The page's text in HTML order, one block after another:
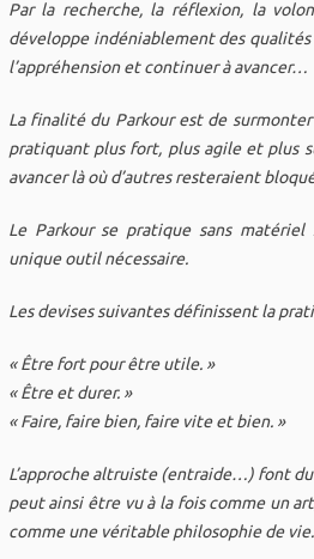
Par la recherche, la réflexion, la
développe indéniablement des
l’appréhension et continuer à avancer…
La finalité du Parkour est de
pratiquant plus fort, plus agile et plus
avancer là où d’autres resteraient
Le Parkour se pratique sans
unique outil nécessaire.
Les devises suivantes définissent la
« Être fort pour être utile. »
« Être et durer. »
« Faire, faire bien, faire vite et bien. »
L’approche altruiste (entraide…) font
peut ainsi être vu à la fois comme un
comme une véritable philosophie de vie.